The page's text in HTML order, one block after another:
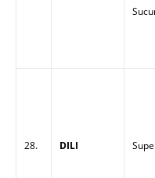
28. DILI